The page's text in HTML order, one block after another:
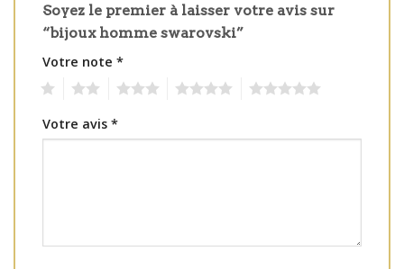
Soyez le premier à laisser votre avis sur
“bijoux homme swarovski”
Votre note *
Votre avis *